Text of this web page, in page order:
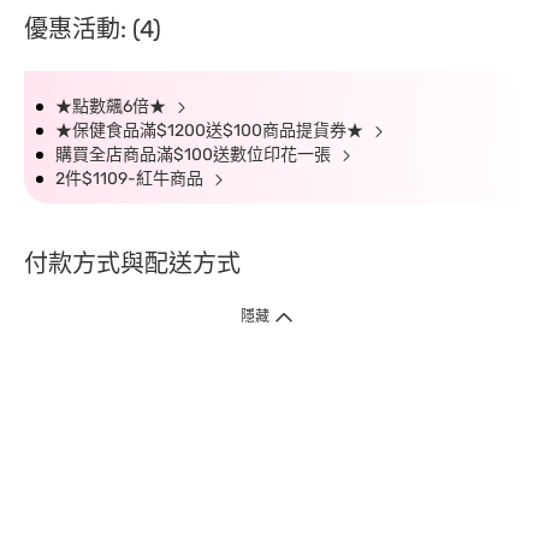
優惠活動: (4)
★點數飆6倍★
★保健食品滿$1200送$100商品提貨券★
購買全店商品滿$100送數位印花一張
2件$1109-紅牛商品
付款方式與配送方式
隱藏